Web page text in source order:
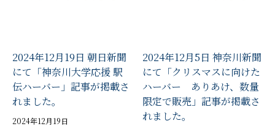
2024年12月19日 朝日新聞
にて「神奈川大学応援 駅
伝ハーバー」記事が掲載さ
れました。
2024年12月19日
2024年12月5日 神奈川新聞
にて「クリスマスに向けた
ハーバー ありあけ、数量
限定で販売」記事が掲載さ
れました。